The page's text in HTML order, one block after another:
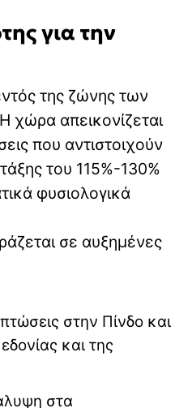
για την
της ζώνης των
χώρα απεικονίζεται
που αντιστοιχούν
του 115%-130%
φυσιολογικά
σε αυξημένες
στην Πίνδο και
και της
στα